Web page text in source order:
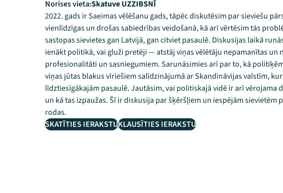
Norises vieta:Skatuve UZZIBSNĪ
2022. gads ir Saeimas vēlēšanu gads, tāpēc diskutēsim par sieviešu
vienlīdzīgas un drošas sabiedrības veidošanā, kā arī vērtēsim tās
sastopas sievietes gan Latvijā, gan citviet pasaulē. Diskusijas laikā
ienākt politikā, vai gluži pretēji — atstāj viņas vēlētāju nepamanītas un
profesionalitāti un sasniegumiem. Sarunāsimies arī par to, kā
viņas jūtas blakus vīriešiem salīdzinājumā ar Skandināvijas valstīm,
līdztiesīgākajām pasaulē. Jautāsim, vai politiskajā vidē ir arī
un kā tas izpaužas. Šī ir diskusija par šķēršļiem un iespējām
rodas.
SKATĪTIES IERAKSTUKLAUSĪTIES IERAKSTU